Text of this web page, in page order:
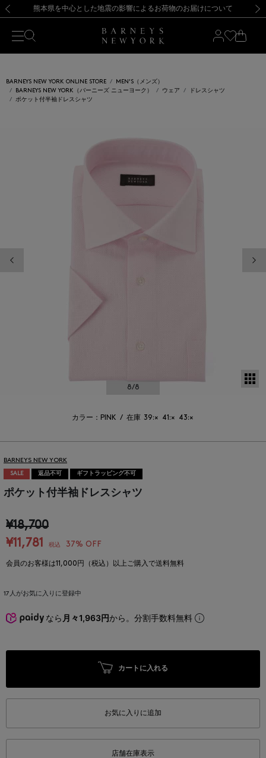
新規登録のお客様も対象！＜MY BARNEYS＞会員のお客様は11,000円（税込）以上のお買上げで常時送料無料！お買い物の際は会員登録を！
【夏季休業に伴う返品・交換承り一時停止のお知らせ】（2026.8.5）
熊本県を中心とした地震の影響によるお荷物のお届けについて
【開催中】SUMMER SALEのご案内・ご注意事項 新規登録のお客様も対象！＜MY BARNEYS＞会員のお客様は11,000円（税込）以上のお買上げで常時送料無料！お買い物の際は会員登録を！
【夏季休業に伴う返品・交換承り一時停止のお知らせ】（2026.8.5）
BARNEYS NEW YORK ONLINE STORE
MEN'S（メンズ）
BARNEYS NEW YORK（バーニーズ ニューヨーク）
ウェア
ドレスシャツ
ポケット付半袖ドレスシャツ
8/8
カラー：PINK / 在庫 39:× 41:× 43:×
BARNEYS NEW YORK
SALE 返品不可 ギフトラッピング不可
ポケット付半袖ドレスシャツ
¥18,700
¥11,781
税込 37% OFF
会員のお客様は11,000円（税込）以上ご購入で送料無料
17 人がお気に入りに登録中
なら 月々1,963円から。分割手数料無料
カートに入れる
お気に入りに追加
店舗在庫表示